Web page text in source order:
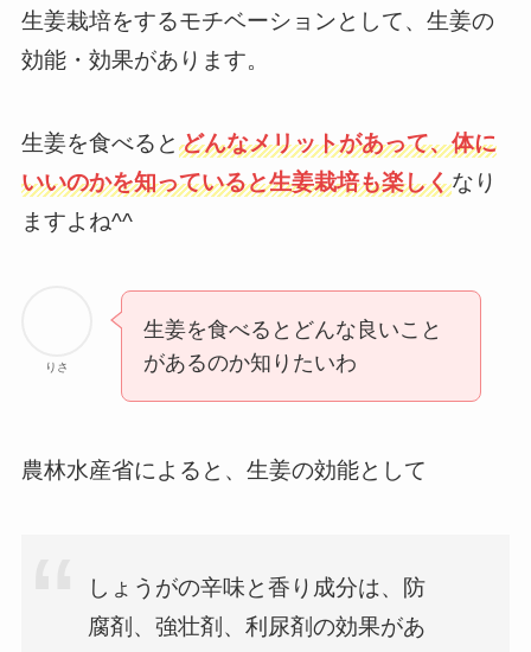
生姜栽培をするモチベーションとして、生姜の
効能・効果があります。
生姜を食べると どんなメリットがあって、体に
いいのかを知っていると生姜栽培も楽しくなり
ますよね^^
りさ
生姜を食べるとどんな良いこと
があるのか知りたいわ
農林水産省によると、生姜の効能として
しょうがの辛味と香り成分は、防
腐剤、強壮剤、利尿剤の効果があ